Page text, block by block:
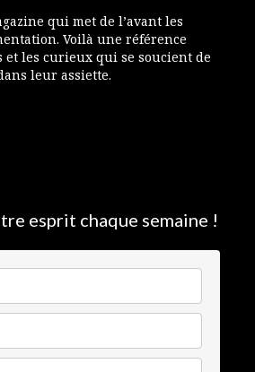
qui met de l’avant les
Voilà une référence
et les curieux qui se soucient de
leur assiette.
esprit chaque semaine !